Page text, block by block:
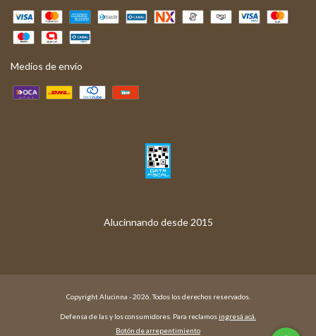
Medios de envío
Copyright Alucinna - 2026. Todos los derechos reservados.
Defensa de las y los consumidores. Para reclamosingresá acá.
Botón de arrepentimiento